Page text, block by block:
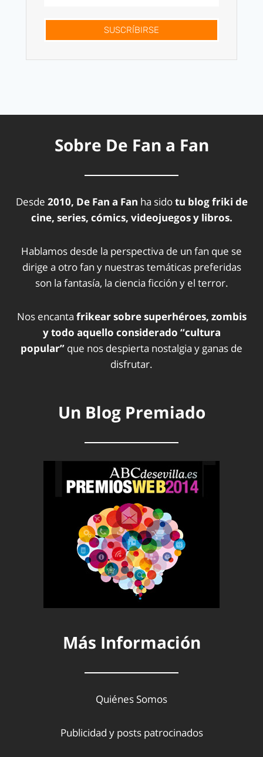
SUSCRÍBIRSE
Sobre De Fan a Fan
Desde 2010, De Fan a Fan ha sidotu blog friki de
cine, series, cómics, videojuegos y libros.
Hablamos desde la perspectiva de un fan que se
dirige a otro fan y nuestras temáticas preferidas
son la fantasía, la ciencia ficción y el terror.
Nos encanta frikear sobre superhéroes, zombis
y todo aquello considerado “cultura
popular” que nos despierta nostalgia y ganas de
disfrutar.
Un Blog Premiado
Más Información
Quiénes Somos
Publicidad y posts patrocinados